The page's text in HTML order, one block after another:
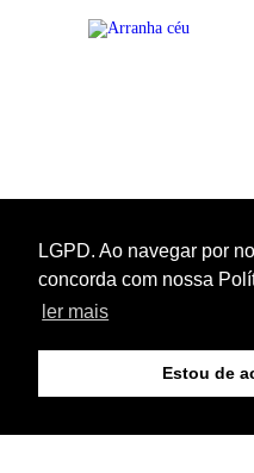
LGPD. Ao navegar por
concorda com nossa
ler mais
Estou de